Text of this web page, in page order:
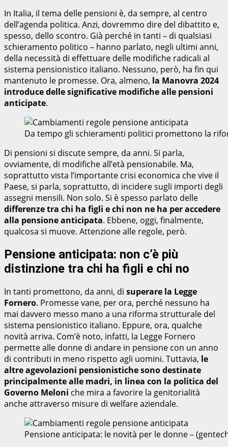
In Italia, il tema delle pensioni è, da sempre, al centro
dell’agenda politica. Anzi, dovremmo dire del dibattito e,
spesso, dello scontro. Già perché in tanti – di qualsiasi
schieramento politico – hanno parlato, negli ultimi anni,
della necessità di effettuare delle modifiche radicali al
sistema pensionistico italiano. Nessuno, però, ha fin qui
mantenuto le promesse. Ora, almeno, la Manovra 2024
introduce delle significative modifiche alle pensioni
anticipate.
Da tempo gli schieramenti politici promettono la
Di pensioni si discute sempre, da anni. Si parla,
ovviamente, di modifiche all’età pensionabile. Ma,
soprattutto vista l’importante crisi economica che vive il
Paese, si parla, soprattutto, di incidere sugli importi degli
assegni mensili. Non solo. Si è spesso parlato delle
differenze tra chi ha figli e chi non ne ha per accedere
alla pensione anticipata. Ebbene, oggi, finalmente,
qualcosa si muove. Attenzione alle regole, però.
Pensione anticipata: non c’è più
distinzione tra chi ha figli e chi no
In tanti promettono, da anni, di superare la Legge
Fornero. Promesse vane, per ora, perché nessuno ha
mai davvero messo mano a una riforma strutturale del
sistema pensionistico italiano. Eppure, ora, qualche
novità arriva. Com’è noto, infatti, la Legge Fornero
permette alle donne di andare in pensione con un anno
di contributi in meno rispetto agli uomini. Tuttavia, le
altre agevolazioni pensionistiche sono destinate
principalmente alle madri, in linea con la politica del
Governo Meloni che mira a favorire la genitorialità
anche attraverso misure di welfare aziendale.
Pensione anticipata: le novità per le donne –